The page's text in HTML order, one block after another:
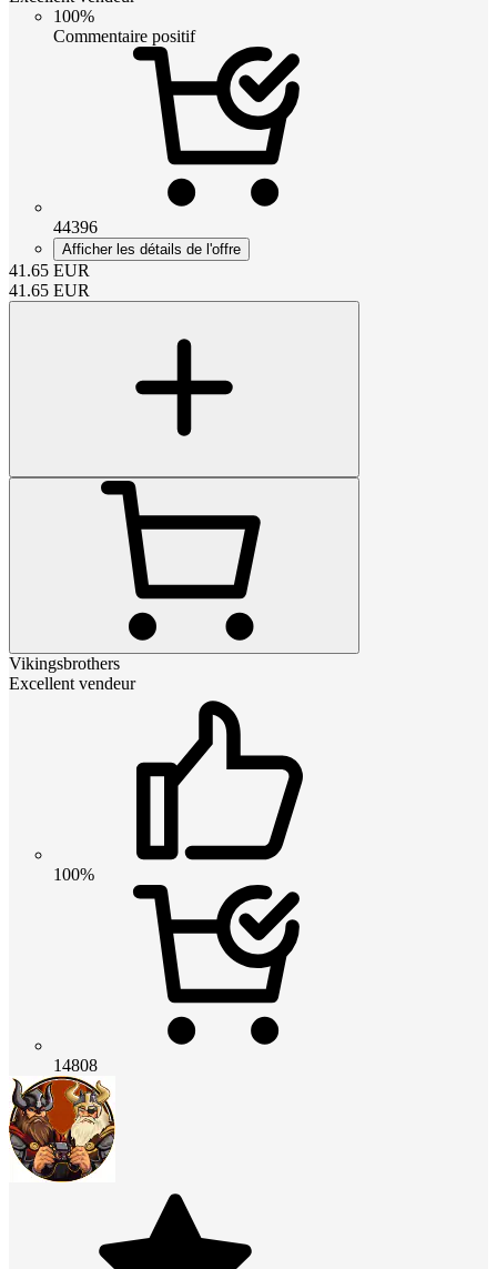
100%
Commentaire positif
44396
Afficher les détails de l'offre
41.65 EUR
41.65 EUR
Vikingsbrothers
Excellent vendeur
100%
14808